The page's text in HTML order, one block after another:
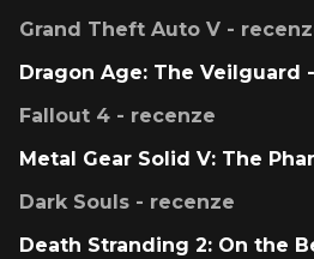
Grand Theft Auto V -
Dragon Age: The Veilguard
Fallout 4 - recenze
Metal Gear Solid V: The
Dark Souls - recenze
Death Stranding 2: On the